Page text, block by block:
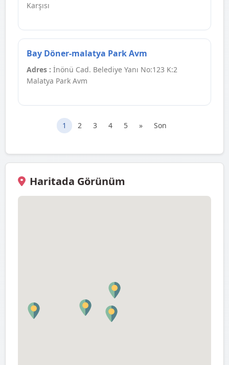
Karşısı
Bay Döner-malatya Park Avm
Adres : İnönü Cad. Belediye Yanı No:123 K:2
Malatya Park Avm
1 2 3 4 5 » Son
Haritada Görünüm